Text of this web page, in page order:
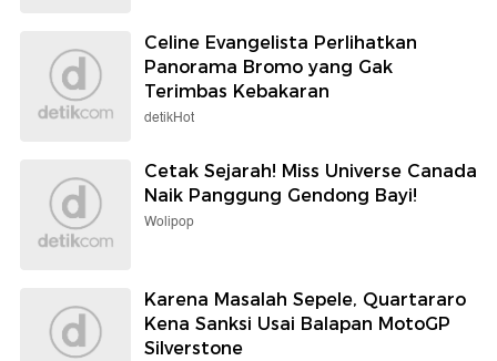
Celine Evangelista Perlihatkan
Panorama Bromo yang Gak
Terimbas Kebakaran
detikHot
Cetak Sejarah! Miss Universe Canada
Naik Panggung Gendong Bayi!
Wolipop
Karena Masalah Sepele, Quartararo
Kena Sanksi Usai Balapan MotoGP
Silverstone